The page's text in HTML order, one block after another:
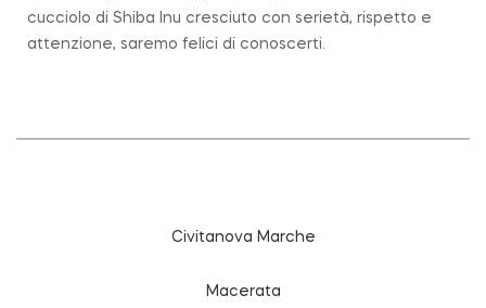
cucciolo di Shiba Inu cresciuto con serietà, rispetto e
attenzione, saremo felici di conoscerti.
Civitanova Marche
Macerata